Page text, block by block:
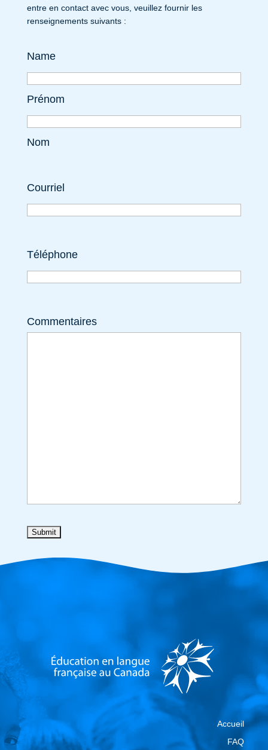
entre en contact avec vous, veuillez fournir les
renseignements suivants :
Name
Prénom
Nom
Courriel
Téléphone
Commentaires
Accueil
FAQ